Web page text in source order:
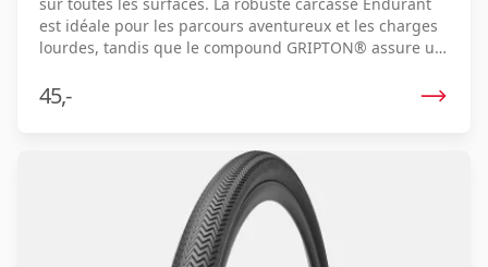
est idéale pour les parcours aventureux et les charges
lourdes, tandis que le compound GRIPTON® assure un
45,-